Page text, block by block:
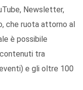
Newsletter,
che ruota attorno al
è possibile
tra
e gli oltre 100